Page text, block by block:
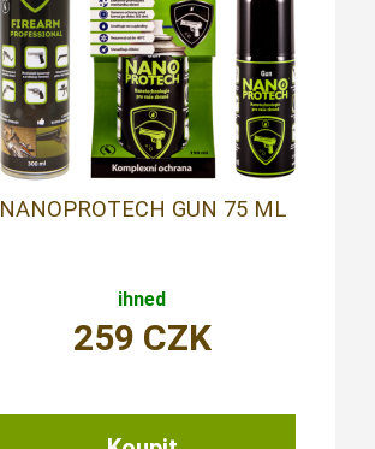
NANOPROTECH GUN 75 ML
ihned
259 CZK